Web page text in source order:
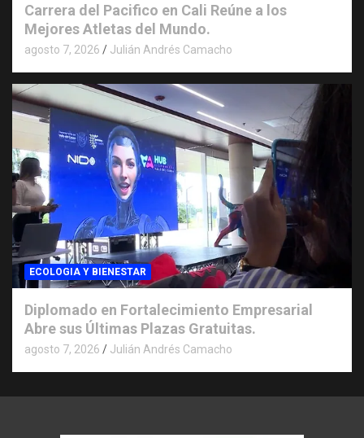
Carrera del Pacifico en Cali Reúne a los
Mejores Atletas del Mundo.
agosto 7, 2026 Julián Andrés Camacho
ECOLOGIA Y BIENESTAR
Diplomado en Fortalecimiento Empresarial
Abre sus Últimas Plazas Gratuitas.
agosto 7, 2026 Julián Andrés Camacho